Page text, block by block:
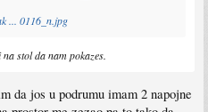
... 0116_n.jpg
stol da nam pokazes.
da jos u podrumu imam 2 napojne